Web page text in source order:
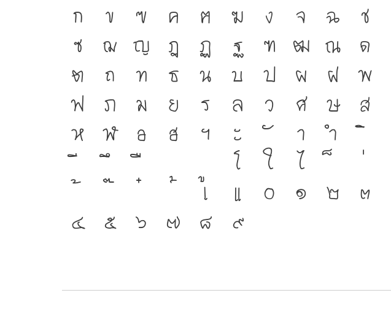
ก ข ฃ ค ฅ ฆ ง จ ฉ
ช
ซ
ฌ ญ ฎ ฏ ฐ ฑ ฒ ณ ด
ต
ถ ท ธ น บ ป ผ ฝ พ
ฟ
ภ ม ย ร ล ว ศ ษ
ส
ห ฬ อ ฮ ฯ ะ า
ำ
โ
ใ
ไ
เ
แ ๐ ๑ ๒
๓
๔
๕ ๖ ๗ ๘ ๙